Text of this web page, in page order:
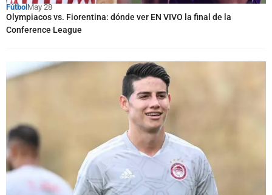
FútbolMay 28
Olympiacos vs. Fiorentina: dónde ver EN VIVO la final de la
Conference League